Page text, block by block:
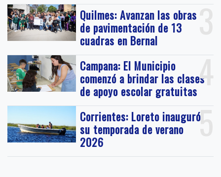
3
Quilmes: Avanzan las obras
de pavimentación de 13
cuadras en Bernal
4
Campana: El Municipio
comenzó a brindar las clases
de apoyo escolar gratuitas
5
Corrientes: Loreto inauguró
su temporada de verano
2026